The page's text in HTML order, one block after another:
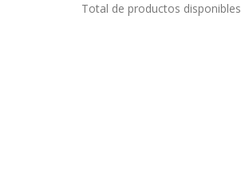
Total de productos disponibles